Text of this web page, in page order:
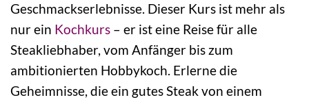
Geschmackserlebnisse. Dieser Kurs ist mehr als
nur ein Kochkurs – er ist eine Reise für alle
Steakliebhaber, vom Anfänger bis zum
ambitionierten Hobbykoch. Erlerne die
Geheimnisse, die ein gutes Steak von einem